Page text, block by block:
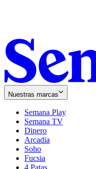
Nuestras marcas
Semana Play
Semana TV
Dinero
Arcadia
Soho
in
new
Fucsia
in
4 Patas